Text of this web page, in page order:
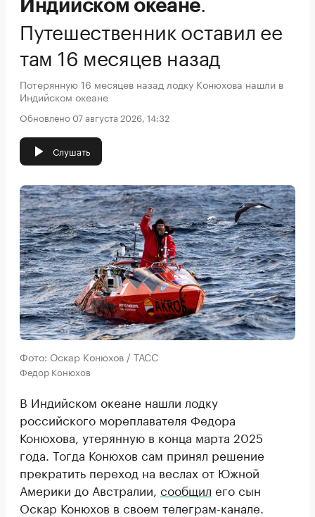
Индийском океане
Путешественник оставил ее
там 16 месяцев назад
Потерянную 16 месяцев назад лодку Конюхова нашли в
Индийском океане
Обновлено 07 августа 2026, 14:32
Слушать
Фото: Оскар Конюхов / ТАСС
Федор Конюхов
В Индийском океане нашли лодку
российского мореплавателя Федора
Конюхова, утерянную в конца марта 2025
года. Тогда Конюхов сам принял решение
прекратить переход на веслах от Южной
Америки до Австралии, сообщил его сын
Оскар Конюхов в своем телеграм-канале.